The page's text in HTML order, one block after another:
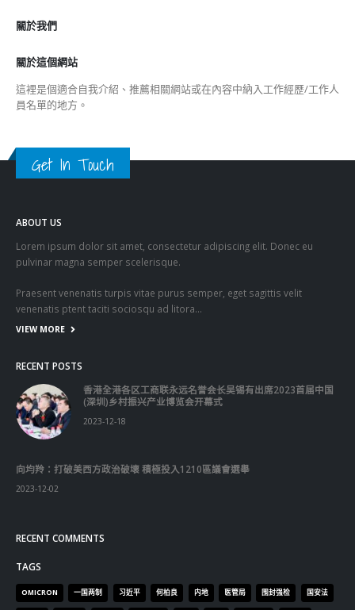
關於我們
關於這個網站
這裡是個適合自我介紹、推薦相關網站或在內容中納入工作經歷/工作人
員名單的地方。
Get In Touch
ABOUT US
Lorem ipsum dolor sit amet, consectetur adipiscing elit. Donec eu
pulvinar magna semper scelerisque.
Praesent venenatis turpis vitae purus semper, eget sagittis velit
venenatis ptent taciti sociosqu ad litora…
VIEW MORE
RECENT POSTS
香港全港各区工商联永远名誉会长吴锡有出席2023首届中国
(深圳)乡村振兴产业博览会开幕式
2023-12-18
向均羚：打破美西方政治破壞 積極投入1210區議會選舉
2023-12-02
RECENT COMMENTS
TAGS
OMICRON 一国两制 习近平 何柏良 内地 医管局 围封强检 国安法